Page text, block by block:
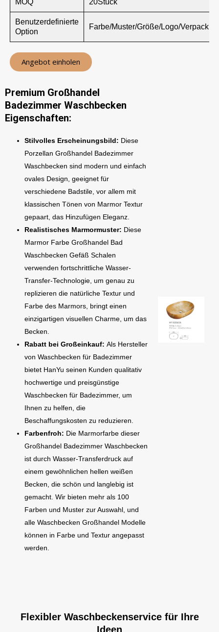
MOQ 20Stück
Benutzerdefinierte
Option
Farbe/Muster/Größe/Logo/
Angebot einholen
Premium Großhandel
Badezimmer Waschbecken
Eigenschaften:
Stilvolles Erscheinungsbild: Diese
Porzellan Großhandel Badezimmer
Waschbecken sind modern und einfach
ovales Design, geeignet für
verschiedene Badstile, vor allem mit
klassischen Tönen von Marmor Textur
gepaart, das Hinzufügen Eleganz.
Realistisches Marmormuster: Diese
Marmor Farbe Großhandel Bad
Waschbecken Gefäß Schalen
verwenden fortschrittliche Wasser-
Transfer-Technologie, um genau zu
replizieren die natürliche Textur und
Farbe des Marmors, bringt einen
einzigartigen visuellen Charme, um das
Becken.
Rabatt bei Großeinkauf: Als Hersteller
von Waschbecken für Badezimmer
bietet HanYu seinen Kunden qualitativ
hochwertige und preisgünstige
Waschbecken für Badezimmer, um
Ihnen zu helfen, die
Beschaffungskosten zu reduzieren.
Farbenfroh: Die Marmorfarbe dieser
Großhandel Badezimmer Waschbecken
ist durch Wasser-Transferdruck auf
einem gewöhnlichen hellen weißen
Becken, die schön und langlebig ist
gemacht. Wir bieten mehr als 100
Farben und Muster zur Auswahl, und
alle Waschbecken Großhandel Modelle
können in Farbe und Textur angepasst
werden.
Flexibler Waschbeckenservice für Ihre
Ideen